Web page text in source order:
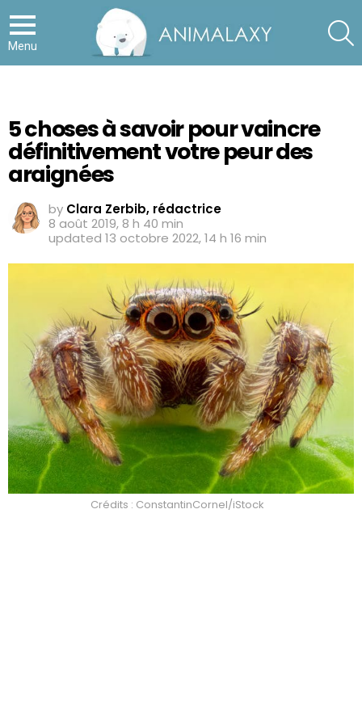
Menu
5 choses à savoir pour vaincre
définitivement votre peur des
araignées
by Clara Zerbib, rédactrice
8 août 2019, 8 h 40 min
updated 13 octobre 2022, 14 h 16 min
Crédits : ConstantinCornel/iStock